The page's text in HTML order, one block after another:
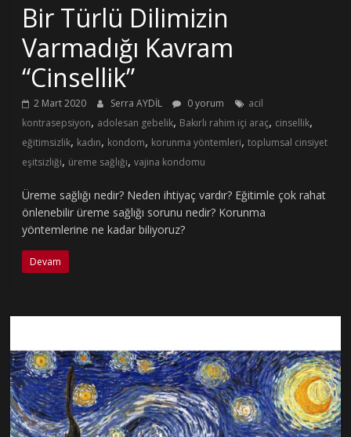
Bir Türlü Dilimizin
Varmadığı Kavram
“Cinsellik”
2 Mart 2020 Serra AYDİL 0 yorum
acil
kontrasepsiyon, adolesan gebelik, Bakırlı rahim içi araç, cinsellik,
eğitimsizlik, kadın, kondom, korunma yöntemleri,toplumsal cinsiyet
eşitsizliği, üreme sağlığı,vajina kondomu
Üreme sağlığı nedir? Neden ihtiyaç vardır? Eğitimle çok rahat
önlenebilir üreme sağlığı sorunu nedir? Korunma
yöntemlerine ne kadar biliyoruz?
Devam